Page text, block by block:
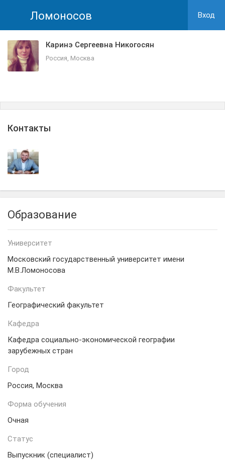
Ломоносов Вход
Каринэ Сергеевна Никогосян
Россия, Москва
Контакты
Образование
Университет
Московский государственный университет имени
М.В.Ломоносова
Факультет
Географический факультет
Кафедра
Кафедра социально-экономической географии
зарубежных стран
Город
Россия, Москва
Форма обучения
Очная
Статус
Выпускник (специалист)